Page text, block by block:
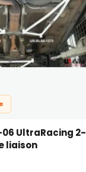
UltraRacing 2-
liaison